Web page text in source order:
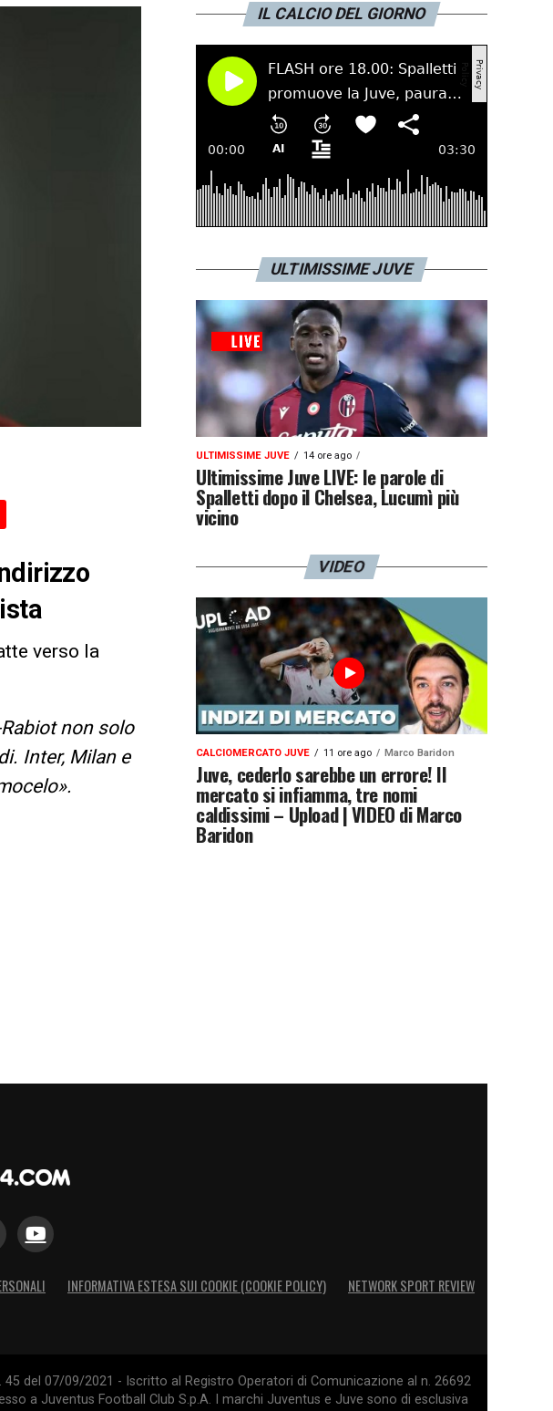
verso la
non solo
Inter, Milan e
IL CALCIO DEL GIORNO
ULTIMISSIME JUVE
ULTIMISSIME JUVE 14 ore ago
Ultimissime Juve LIVE: le parole di
Spalletti dopo il Chelsea, Lucumì più
vicino
VIDEO
CALCIOMERCATO JUVE 11 ore ago Marco Baridon
Juve, cederlo sarebbe un errore! Il
mercato si infiamma, tre nomi
caldissimi – Upload | VIDEO di Marco
Baridon
INFORMATIVA ESTESA SUI COOKIE (COOKIE POLICY) NETWORK SPORT REVIEW
del 07/09/2021 - Iscritto al Registro Operatori di Comunicazione al n. 26692
a Juventus Football Club S.p.A. I marchi Juventus e Juve sono di esclusiva